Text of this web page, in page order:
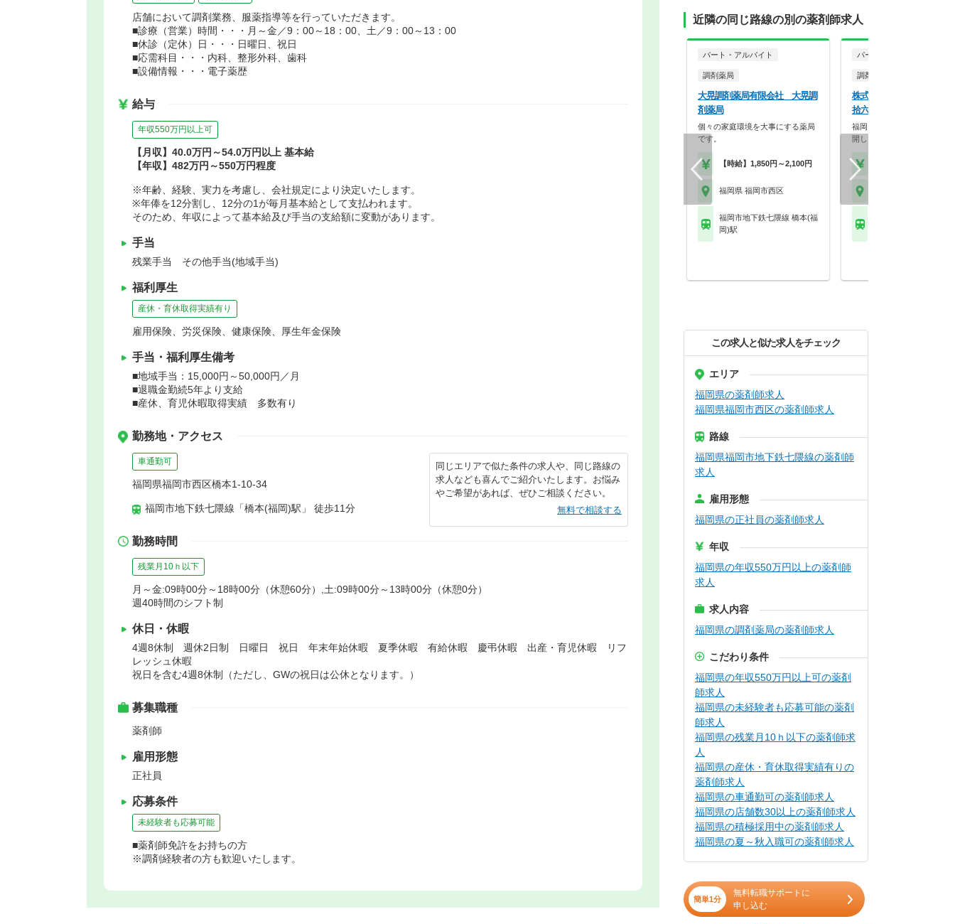
店舗において調剤業務、服薬指導等を行っていただきます。
■診療（営業）時間・・・月～金／9：00～18：00、土／9：00～13：00
■休診（定休）日・・・日曜日、祝日
■応需科目・・・内科、整形外科、歯科
■設備情報・・・電子薬歴
給与
年収550万円以上可
【月収】40.0万円～54.0万円以上 基本給
【年収】482万円～550万円程度
※年齢、経験、実力を考慮し、会社規定により決定いたします。
※年俸を12分割し、12分の1が毎月基本給として支払われます。
そのため、年収によって基本給及び手当の支給額に変動があります。
手当
残業手当 その他手当(地域手当)
福利厚生
産休・育休取得実績有り
雇用保険、労災保険、健康保険、厚生年金保険
手当・福利厚生備考
■地域手当：15,000円～50,000円／月
■退職金勤続5年より支給
■産休、育児休暇取得実績 多数有り
勤務地・アクセス
車通勤可
福岡県福岡市西区橋本1-10-34
福岡市地下鉄七隈線「橋本(福岡)駅」 徒歩11分
同じエリアで似た条件の求人や、同じ路線の
求人なども喜んでご紹介いたします。お悩み
やご希望があれば、ぜひご相談ください。
無料で相談する
勤務時間
残業月10ｈ以下
月～金:09時00分～18時00分（休憩60分）,土:09時00分～13時00分（休憩0分）
週40時間のシフト制
休日・休暇
4週8休制 週休2日制 日曜日 祝日 年末年始休暇 夏季休暇 有給休暇 慶弔休暇 出産・育児休暇 リフ
レッシュ休暇
祝日を含む4週8休制（ただし、GWの祝日は公休となります。）
募集職種
薬剤師
雇用形態
正社員
応募条件
未経験者も応募可能
■薬剤師免許をお持ちの方
※調剤経験者の方も歓迎いたします。
近隣の同じ路線の別の薬剤師求人
パート・アルバイト
調剤薬局
大晃調剤薬局有限会社 大晃調
剤薬局
個々の家庭環境を大事にする薬局
です。
【時給】1,850円～2,100円
福岡県 福岡市西区
福岡市地下鉄七隈線 橋本(福
岡)駅
パート・アルバイト
調剤薬局
株式会社大賀薬局 大賀
拾六町店
福岡を拠点に九州でドミナン
開している大手調剤・…
この求人と似た求人をチェック
エリア
福岡県の薬剤師求人
福岡県福岡市西区の薬剤師求人
路線
福岡県福岡市地下鉄七隈線の薬剤師
求人
雇用形態
福岡県の正社員の薬剤師求人
年収
福岡県の年収550万円以上の薬剤師
求人
求人内容
福岡県の調剤薬局の薬剤師求人
こだわり条件
福岡県の年収550万円以上可の薬剤
師求人
福岡県の未経験者も応募可能の薬剤
師求人
福岡県の残業月10ｈ以下の薬剤師求
人
福岡県の産休・育休取得実績有りの
薬剤師求人
福岡県の車通勤可の薬剤師求人
福岡県の店舗数30以上の薬剤師求人
福岡県の積極採用中の薬剤師求人
福岡県の夏～秋入職可の薬剤師求人
簡単1分
無料転職サポートに
申し込む